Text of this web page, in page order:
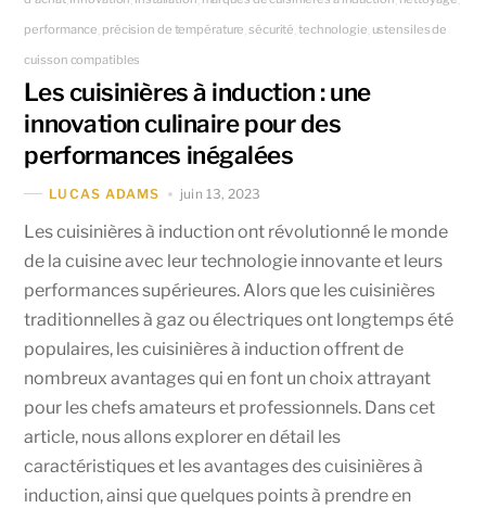
performance précision de température sécurité technologie ustensiles de
cuisson compatibles
Les cuisinières à induction : une
innovation culinaire pour des
performances inégalées
LUCAS ADAMS juin 13, 2023
Les cuisinières à induction ont révolutionné le monde
de la cuisine avec leur technologie innovante et leurs
performances supérieures. Alors que les cuisinières
traditionnelles à gaz ou électriques ont longtemps été
populaires, les cuisinières à induction offrent de
nombreux avantages qui en font un choix attrayant
pour les chefs amateurs et professionnels. Dans cet
article, nous allons explorer en détail les
caractéristiques et les avantages des cuisinières à
induction, ainsi que quelques points à prendre en